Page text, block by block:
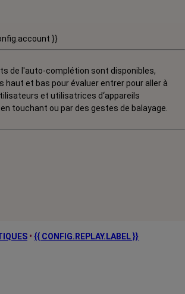
}}
de l'auto-complétion sont disponibles,
haut et bas pour évaluer entrer pour aller à
et utilisatrices d‘appareils
touchant ou par des gestes de balayage.
• {{ CONFIG.REPLAY.LABEL }}